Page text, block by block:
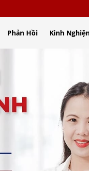
Phản Hồi Kinh